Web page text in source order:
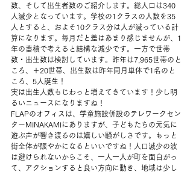
数、そして出生者数のご紹介します。総人口は340
人減少となっています。学校の1クラスの人数を35
人とすると、およそ10クラス分は人が減っている計
算になります。毎月だと差はあまり感じませんが、1
年の蓄積で考えると結構な減少です。一方で世帯
数・出生数は検討しています。昨年は7,965世帯のと
ころ、＋20世帯、出生数は昨年同月単体で1名のと
ころ、5人誕生！
実は出生人数もじわっと増えてきています！少し明
るいニュースになりますね！
FLAPのオフィスは、学童施設併設のテレワークセン
ターMINAKAMIにありますが、子どもたちの元気に
遊ぶ声が響き渡るのは嬉しい騒がしさです。もっと
街全体が賑やかになるといいですね！人口減少の波
は避けられないからこそ、一人一人が町を面白がっ
て、アクションすると良い方向に動き、地域は少し